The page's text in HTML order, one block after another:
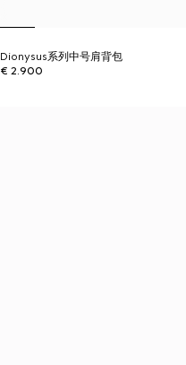
Dionysus系列中号肩背包
€ 2.900